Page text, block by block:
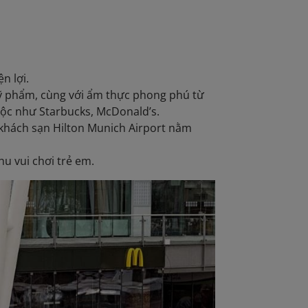
lợi.
cùng với ẩm thực phong phú từ
như Starbucks, McDonald’s.
sạn Hilton Munich Airport nằm
vui chơi trẻ em.